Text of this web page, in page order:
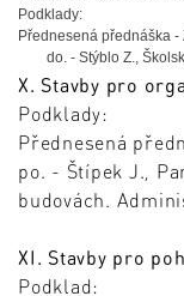
Podklady:
Přednesená přednáška -
do. - Stýblo Z.,
X. Stavby pro
Podklady:
Přednesená
po. - Štípek J.,
budovách.
XI. Stavby pro
Podklad: